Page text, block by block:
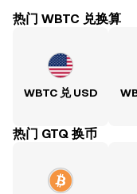
热门 WBTC 兑换算
WBTC 兑 USD
热门 GTQ 换币